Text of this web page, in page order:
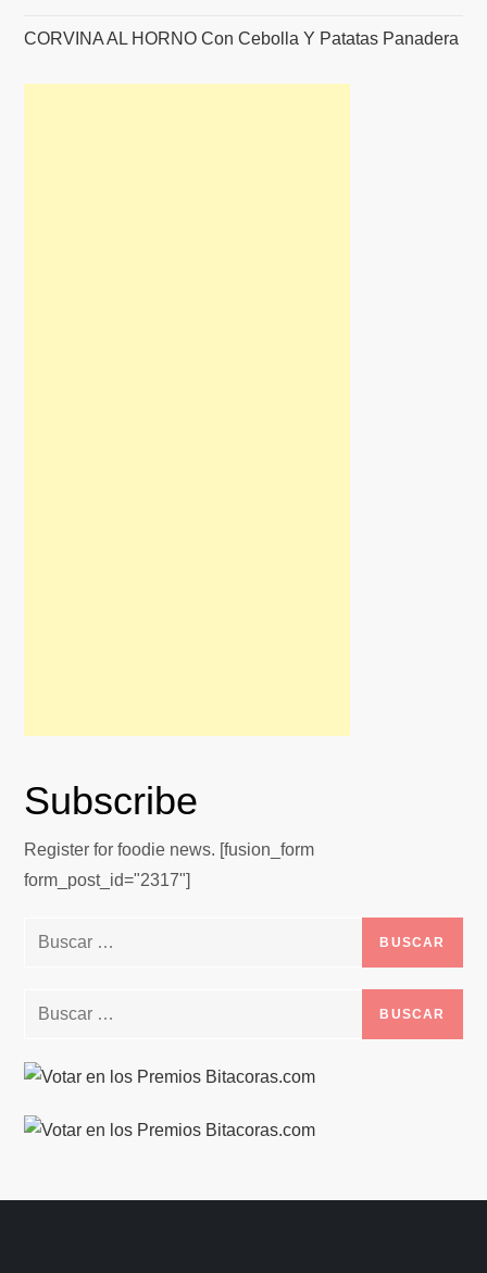
CORVINA AL HORNO Con Cebolla Y Patatas Panadera
Subscribe
Register for foodie news. [fusion_form
form_post_id="2317"]
Buscar:
Buscar: